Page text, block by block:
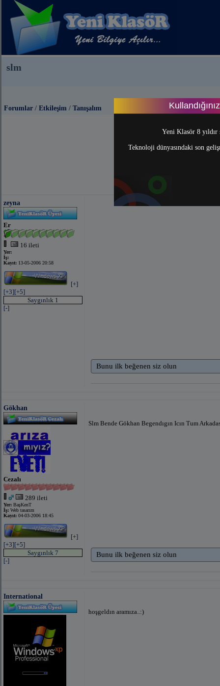
Yeni Klasör 8
Teknoloji dünyasındaki son
slm
Forumlar / Etkileşim / Tanışalım
zeyna
Er
16 ileti
Yer:
İş:
Kayıt: 13-05-2006 20:58
[+]
[+3][+5]
Saygınlık 1
[-]
Bunu ilk beğenen siz olun
Gökhan
Cezalı
289 ileti
Yer: BaşKenT
İş: Web tasarım
Kayıt: 04-03-2006 18:45
[+]
[+3][+5]
Saygınlık 7
[-]
Slm Bende Gökhan Begendıgın Icın Tum
Bunu ilk beğenen siz olun
International
hoşgeldın aramıza..:)